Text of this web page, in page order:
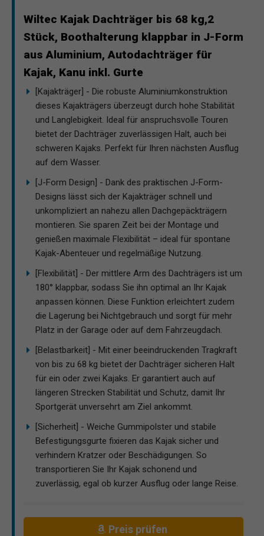
Wiltec Kajak Dachträger bis 68 kg,2
Stück, Boothalterung klappbar in J-Form
aus Aluminium, Autodachträger für
Kajak, Kanu inkl. Gurte
[Kajakträger] - Die robuste Aluminiumkonstruktion
dieses Kajakträgers überzeugt durch hohe Stabilität
und Langlebigkeit. Ideal für anspruchsvolle Touren
bietet der Dachträger zuverlässigen Halt, auch bei
schweren Kajaks. Perfekt für Ihren nächsten Ausflug
auf dem Wasser.
[J-Form Design] - Dank des praktischen J-Form-
Designs lässt sich der Kajakträger schnell und
unkompliziert an nahezu allen Dachgepäckträgern
montieren. Sie sparen Zeit bei der Montage und
genießen maximale Flexibilität – ideal für spontane
Kajak-Abenteuer und regelmäßige Nutzung.
[Flexibilität] - Der mittlere Arm des Dachträgers ist um
180° klappbar, sodass Sie ihn optimal an Ihr Kajak
anpassen können. Diese Funktion erleichtert zudem
die Lagerung bei Nichtgebrauch und sorgt für mehr
Platz in der Garage oder auf dem Fahrzeugdach.
[Belastbarkeit] - Mit einer beeindruckenden Tragkraft
von bis zu 68 kg bietet der Dachträger sicheren Halt
für ein oder zwei Kajaks. Er garantiert auch auf
längeren Strecken Stabilität und Schutz, damit Ihr
Sportgerät unversehrt am Ziel ankommt.
[Sicherheit] - Weiche Gummipolster und stabile
Befestigungsgurte fixieren das Kajak sicher und
verhindern Kratzer oder Beschädigungen. So
transportieren Sie Ihr Kajak schonend und
zuverlässig, egal ob kurzer Ausflug oder lange Reise.
Preis prüfen